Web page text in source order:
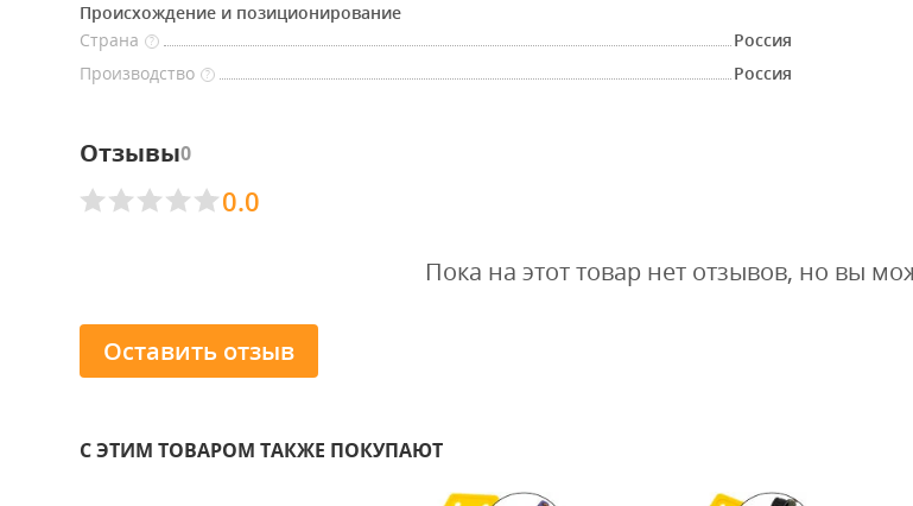
Происхождение и позиционирование
Страна
?
Россия
Производство
? Россия
Отзывы0
0.0
Пока на этот товар нет отзывов, но вы
Оставить отзыв
С ЭТИМ ТОВАРОМ ТАКЖЕ ПОКУПАЮТ